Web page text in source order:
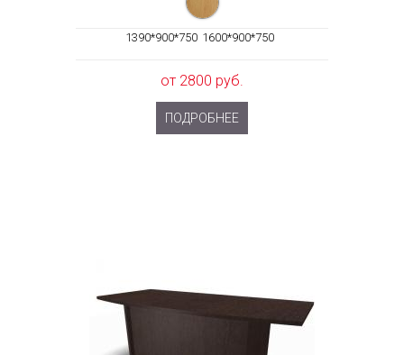
1390*900*750 1600*900*750
от 2800 руб.
ПОДРОБНЕЕ